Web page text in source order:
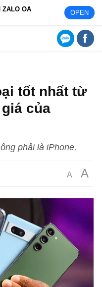
ZALO OA OPEN
tốt nhất từ
của
phải là iPhone.
A A